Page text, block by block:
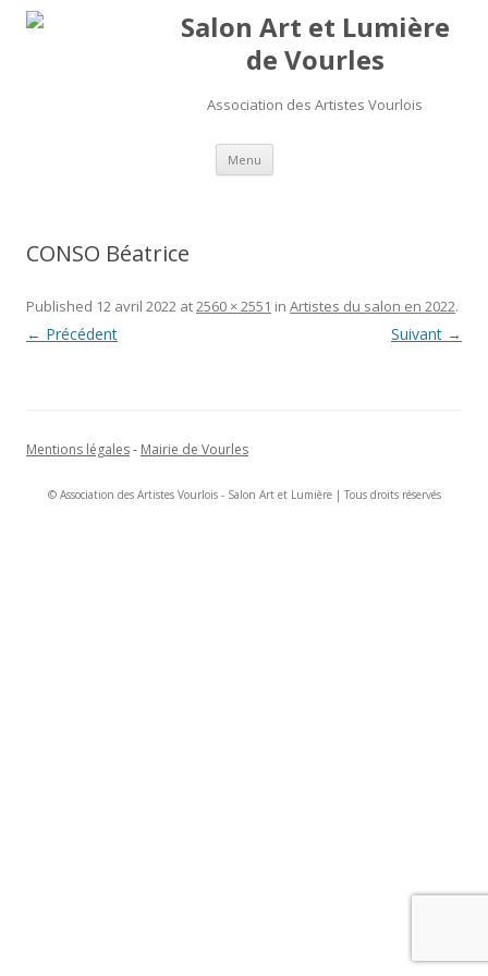
Salon Art et Lumière
de Vourles
Association des Artistes Vourlois
Menu Aller au contenu
CONSO Béatrice
Published 12 avril 2022 at2560 × 2551 in Artistes du salon en 2022.
← Précédent Suivant →
Mentions légales- Mairie de Vourles
© Association des Artistes Vourlois - Salon Art et Lumière | Tous droits réservés